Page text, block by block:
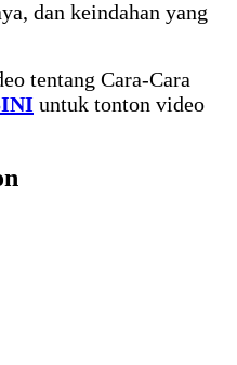
dan keindahan yang
tentang Cara-Cara
untuk tonton video